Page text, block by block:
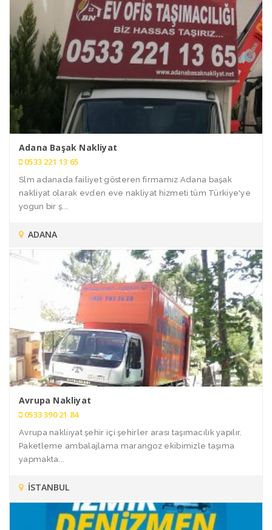
Adana Başak Nakliyat
0533 221 13 65
Slm adanada failiyet gösteren firmamız Adana başak
nakliyat olarak evden eve nakliyat hizmeti tüm Türkiye'ye
yogun bir ş...
ADANA
Avrupa Nakliyat
0533 390 21 84
Avrupa nakliıyat şehir içi şehirler arası taşımacılık yapılır.
Paketleme ambalajlama marangoz ekibimizle taşıma
yapmakta...
İSTANBUL